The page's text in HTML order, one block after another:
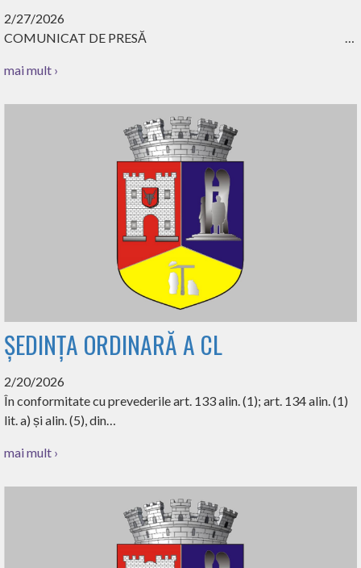
2/27/2026
COMUNICAT DE PRESĂ …
mai mult ›
ȘEDINȚA ORDINARĂ A CL
2/20/2026
În conformitate cu prevederile art. 133 alin. (1); art. 134 alin. (1)
lit. a) și alin. (5), din…
mai mult ›